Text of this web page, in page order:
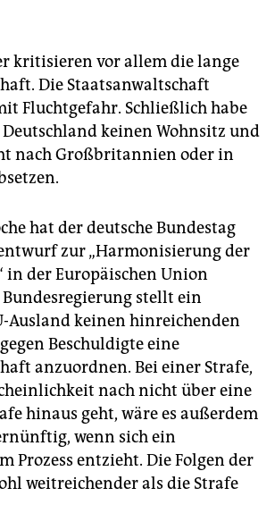
kritisieren vor allem die lange
Die Staatsanwaltschaft
Fluchtgefahr. Schließlich habe
keinen Wohnsitz und
nach Großbritannien oder in
hat der deutsche Bundestag
zur „Harmonisierung der
in der Europäischen Union
stellt ein
Ausland keinen hinreichenden
Beschuldigte eine
anzuordnen. Bei einer Strafe,
nach nicht über eine
hinaus geht, wäre es außerdem
wenn sich ein
Prozess entzieht. Die Folgen der
weitreichender als die Strafe